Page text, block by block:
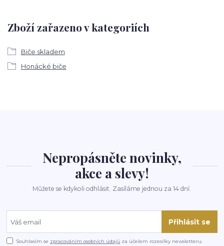
Zboží zařazeno v kategoriích
Biče skladem
Honácké biče
Nepropásněte novinky,
akce a slevy!
Můžete se kdykoli odhlásit. Zasíláme jednou za 14 dní.
Přihlásit se
Souhlasím se zpracováním osobních údajů za účelem rozesílky newsletteru.